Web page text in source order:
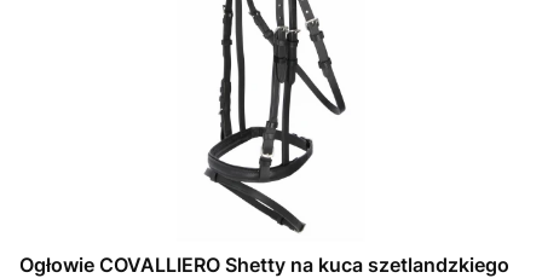
Ogłowie COVALLIERO Shetty na kuca szetlandzkiego